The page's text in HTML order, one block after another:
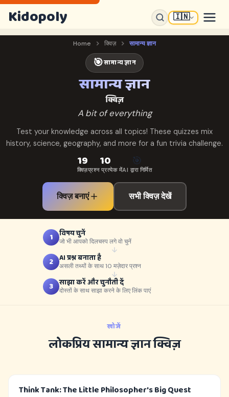
Kidopoly 🇮🇳
Home क्विज़ सामान्य ज्ञान
🎯सामान्य ज्ञान
सामान्य ज्ञान
क्विज़
A bit of everything
Test your knowledge across all topics! These quizzes mix
history, science, geography, and more for a fun trivia challenge.
19
क्विज़
10
प्रश्न प्रत्येक में
🎯
AI द्वारा निर्मित
क्विज़ बनाएं सभी क्विज़ देखें
1 विषय चुनें
जो भी आपको दिलचस्प लगे वो चुनें
2 AI प्रश्न बनाता है
असली तथ्यों के साथ 10 मज़ेदार प्रश्न
3 साझा करें और चुनौती दें
दोस्तों के साथ साझा करने के लिए लिंक पाएं
खोजें
लोकप्रिय सामान्य ज्ञान क्विज़
Think Tank: The Little Philosopher's Big Quest